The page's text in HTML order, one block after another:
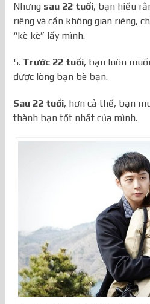
Nhưng sau 22 tuổi, bạn hiểu
riêng và cần không gian riêng,
“kè kè” lấy mình.
5. Trước 22 tuổi, bạn luôn
được lòng bạn bè bạn.
Sau 22 tuổi, hơn cả thế, bạn
thành bạn tốt nhất của mình.